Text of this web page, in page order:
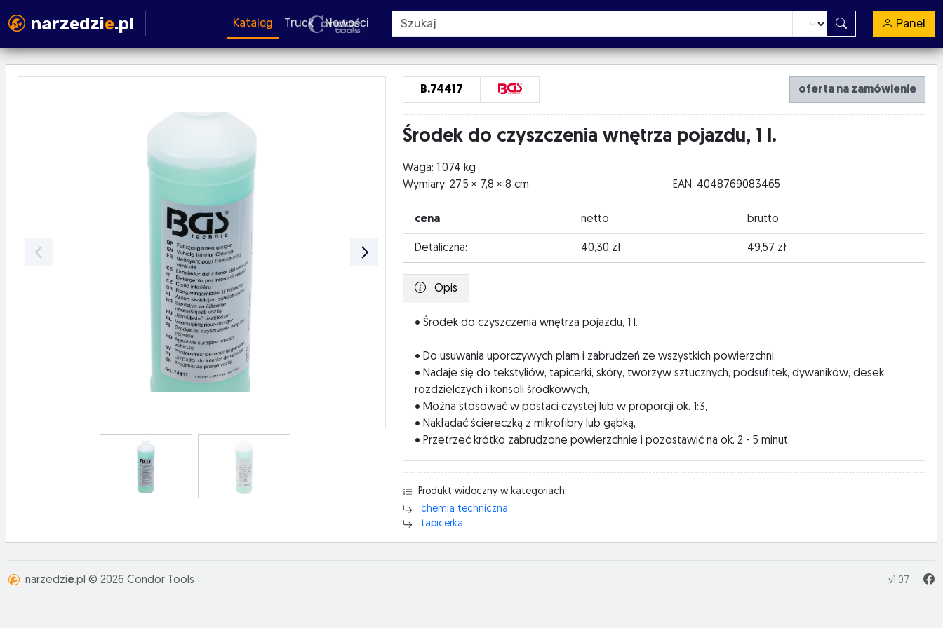
narzedzie.pl Katalog Truck Nowości Panel
B.74417 oferta na zamówienie
Środek do czyszczenia wnętrza pojazdu, 1 l.
Waga: 1,074 kg
Wymiary: 27,5
7,8 8 cm EAN: 4048769083465
cena netto brutto
Detaliczna: 40,30 zł 49,57 zł
Opis
• Środek do czyszczenia wnętrza pojazdu, 1 l.
• Do usuwania uporczywych plam i zabrudzeń ze wszystkich powierzchni,
• Nadaje się do tekstyliów, tapicerki, skóry, tworzyw sztucznych, podsufitek, dywaników, desek
rozdzielczych i konsoli środkowych,
• Można stosować w postaci czystej lub w proporcji ok. 1:3,
• Nakładać ściereczką z mikrofibry lub gąbką,
• Przetrzeć krótko zabrudzone powierzchnie i pozostawić na ok. 2 - 5 minut.
Produkt widoczny w kategoriach:
chemia techniczna
tapicerka
narzedzie.pl © 2026 Condor Tools v1.07